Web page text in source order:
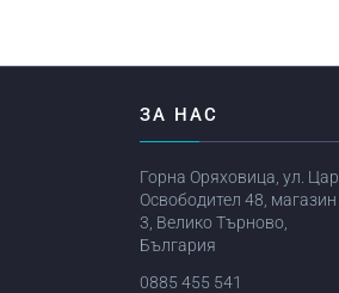
ЗА НАС
Горна Оряховица, ул. Цар
Освободител 48, магазин
3, Велико Търново,
България
0885 455 541